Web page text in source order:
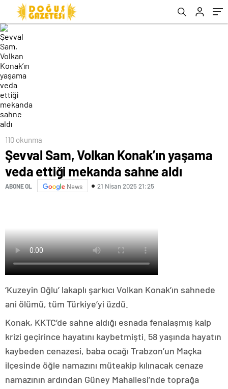
110 okunma
Şevval Sam, Volkan Konak’ın yaşama
veda ettiği mekanda sahne aldı
ABONE OL News 21 Nisan 2025 21:25
‘Kuzeyin Oğlu’ lakaplı şarkıcı Volkan Konak’ın sahnede
ani ölümü, tüm Türkiye’yi üzdü.
Konak, KKTC’de sahne aldığı esnada fenalaşmış kalp
krizi geçirince hayatını kaybetmişti. 58 yaşında hayatın
kaybeden cenazesi, baba ocağı Trabzon’un Maçka
ilçesinde öğle namazını müteakip kılınacak cenaze
namazının ardından Güney Mahallesi’nde toprağa